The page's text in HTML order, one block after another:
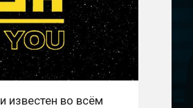
известен во всём